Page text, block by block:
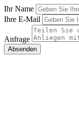
Ihr Name
Ihre E-Mail
Anfrage